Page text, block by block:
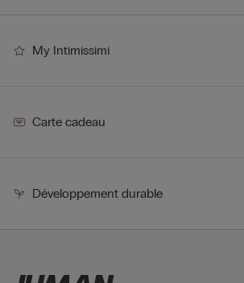
My Intimissimi
Carte cadeau
Développement durable